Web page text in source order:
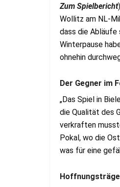
Zum Spielbericht
Wollitz am NL-
dass die Abläufe
Winterpause
ohnehin
Der Gegner im
„Das Spiel in
die Qualität des
verkraften
Pokal, wo die
was für eine